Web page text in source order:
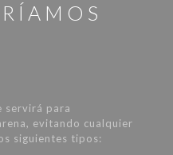
servirá para
evitando cualquier
siguientes tipos: